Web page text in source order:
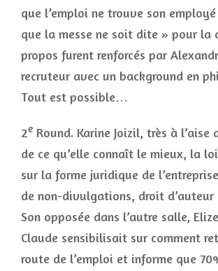
que l’emploi ne trouve son
que la messe ne soit dite » pour la
propos furent renforcés par
recruteur avec un background en
Tout est possible…
2e Round. Karine Joizil, très à l’aise
de ce qu’elle connaît le mieux, la
sur la forme juridique de
de non-divulgations, droit d’auteur
Son opposée dans l’autre salle,
Claude sensibilisait sur comment
route de l’emploi et informe que